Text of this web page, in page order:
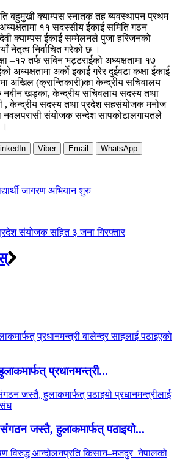
बहुमुखी क्याम्पस स्नातक तह ब्यवस्थापन प्रथम
अध्यक्षतामा ११ सदस्सीय ईकाई समिति गठन
क्याम्पस ईकाई सम्मेलनले पुजा हरिजनको
नेतृत्व निर्वाचित गरेको छ ।
–१२ तर्फ सबिन भट्टराईको अध्यक्षतामा १७
अध्यक्षतामा अर्काे इकाई गरेर दुईवटा कक्षा ईकाई
अखिल (क्रान्तिकारी)का केन्द्रीय सचिवालय
खड्का, केन्द्रीय सचिवलाय सदस्य तथा
, केन्द्रीय सदस्य तथा प्रदेश सहसंयोजक मनोज
नवलपरासी संयोजक सन्देश सापकोटालगायतले
Viber Email WhatsApp
जागरण अभियान शुरु
संयोजक सहित ३ जना गिरफ्तार
प्रधानमन्त्री...
जस्तै, हुलाकमार्फत् पठाइयो...